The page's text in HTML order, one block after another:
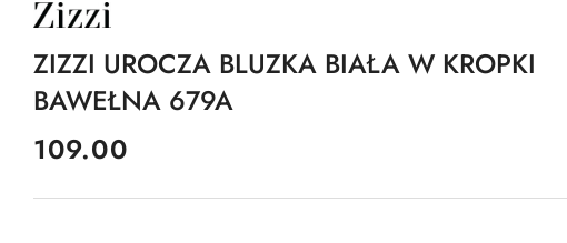
NAZWA
PRODUCENTA:
ZIZZI UROCZA BLUZKA BIAŁA W KROPKI
BAWEŁNA 679A
cena:
109.00